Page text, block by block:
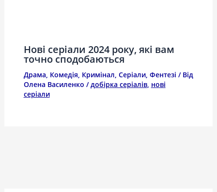
Нові серіали 2024 року, які вам
точно сподобаються
Драма, Комедія, Кримінал, Серіали, Фентезі / Від
Олена Василенко /добірка серіалів, нові
серіали